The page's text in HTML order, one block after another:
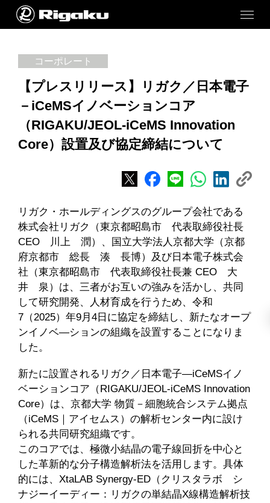
コーポレート
【プレスリリース】リガク／日本電子
－iCeMSイノベーションコア
（RIGAKU/JEOL-iCeMS Innovation
Core）設置及び協定締結について
リガク・ホールディングスのグループ会社である
株式会社リガク（東京都昭島市 代表取締役社長
CEO 川上 潤）、国立大学法人京都大学（京都
府京都市 総長 湊 長博）及び日本電子株式会
社（東京都昭島市 代表取締役社長兼 CEO 大
井 泉）は、三者がお互いの強みを活かし、共同
して研究開発、人材育成を行うため、令和
7（2025）年9月4日に協定を締結し、新たなオープ
ンイノベ―ションの組織を設置することになりま
した。
新たに設置されるリガク／日本電子―iCeMSイノ
ベーションコア（RIGAKU/JEOL-iCeMS Innovation
Core）は、京都大学 物質－細胞統合システム拠点
（iCeMS｜アイセムス）の解析センター内に設け
られる共同研究組織です。
このコアでは、極微小結晶の電子線回折を中心と
した革新的な分子構造解析法を活用します。具体
的には、XtaLAB Synergy-ED（クリスタラボ シ
ナジーイーディー：リガクの単結晶X線構造解析技